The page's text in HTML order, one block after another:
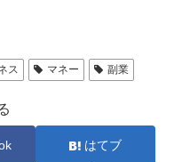
ス マネー 副業
はてブ